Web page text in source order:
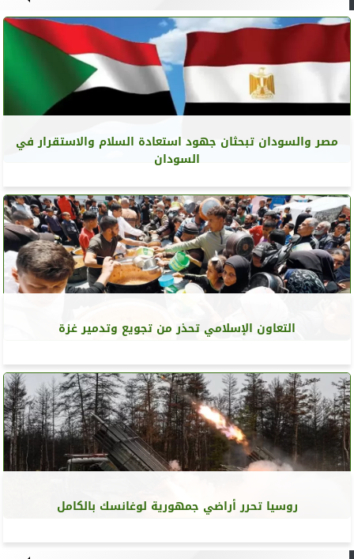
مصر والسودان تبحثان جهود استعادة السلام والاستقرار في
السودان
التعاون الإسلامي تحذر من تجويع وتدمير غزة
روسيا تحرر أراضي جمهورية لوغانسك بالكامل